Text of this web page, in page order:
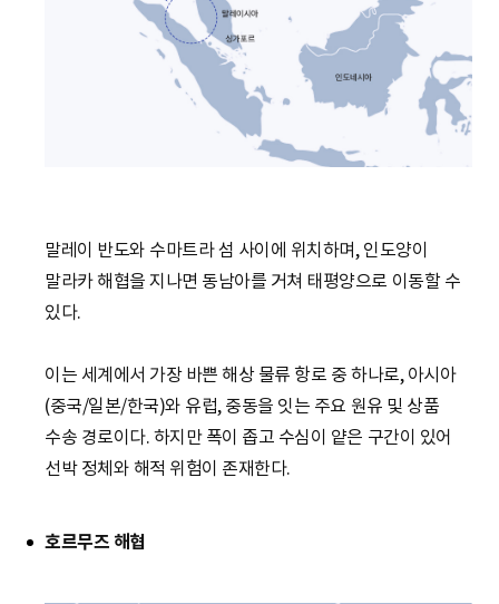
말레이 반도와 수마트라 섬 사이에 위치하며, 인도양이
말라카 해협을 지나면 동남아를 거쳐 태평양으로 이동할 수
있다.
이는 세계에서 가장 바쁜 해상 물류 항로 중 하나로, 아시아
(중국/일본/한국)와 유럽, 중동을 잇는 주요 원유 및 상품
수송 경로이다. 하지만 폭이 좁고 수심이 얕은 구간이 있어
선박 정체와 해적 위험이 존재한다.
호르무즈 해협